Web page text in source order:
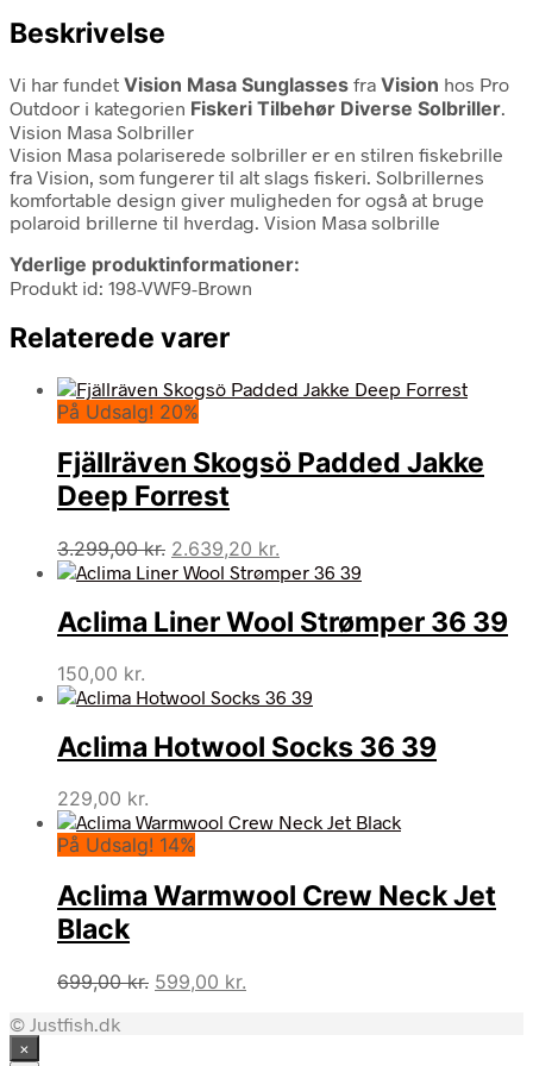
Beskrivelse
Vi har fundet Vision Masa Sunglasses fra Vision hos Pro
Outdoor i kategorien Fiskeri Tilbehør Diverse Solbriller.
Vision Masa Solbriller
Vision Masa polariserede solbriller er en stilren fiskebrille
fra Vision, som fungerer til alt slags fiskeri. Solbrillernes
komfortable design giver muligheden for også at bruge
polaroid brillerne til hverdag. Vision Masa solbrille
Yderlige produktinformationer:
Produkt id: 198-VWF9-Brown
Relaterede varer
På Udsalg! 20%
Fjällräven Skogsö Padded Jakke
Deep Forrest
3.299,00kr. Den
oprindelige
var:
3.299,00 kr..
2.639,20 kr.
aktuelle
er:
2.639,20 kr..
Aclima Liner Wool Strømper 36 39
150,00 kr.
Aclima Hotwool Socks 36 39
229,00 kr.
På Udsalg! 14%
Aclima Warmwool Crew Neck Jet
Black
699,00kr. Den
599,00 kr.
© Justfish.dk
×